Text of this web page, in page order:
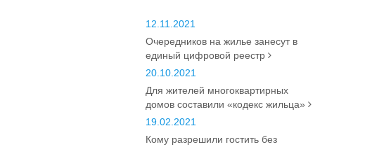
12.11.2021
Очередников на жилье занесут в
единый цифровой реестр
20.10.2021
Для жителей многоквартирных
домов составили «кодекс жильца»
19.02.2021
Кому разрешили гостить без